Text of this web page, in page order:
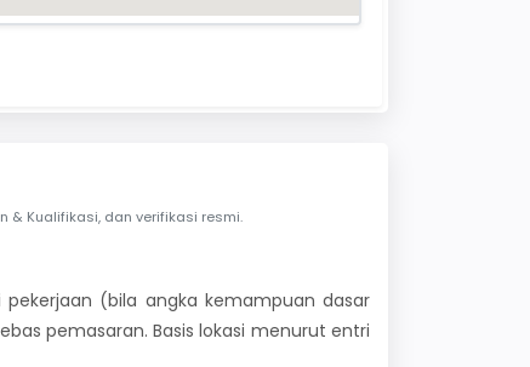
Kualifikasi, dan verifikasi resmi.
pekerjaan (bila angka kemampuan dasar
pemasaran. Basis lokasi menurut entri